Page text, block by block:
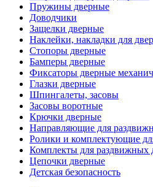
Пружины дверные
Доводчики
Защелки дверные
Наклейки, накладки для
Стопоры дверные
Бамперы дверные
Фиксаторы дверные
Глазки дверные
Шпингалеты, засовы
Засовы воротные
Крючки дверные
Направляющие для
Ролики и комплектующие
Комплекты для раздвижных
Цепочки дверные
Детская безопасность